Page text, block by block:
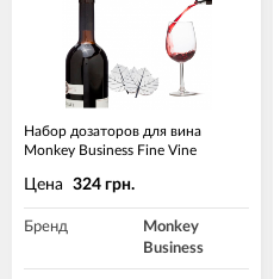
Набор дозаторов для вина
Monkey Business Fine Vine
Цена 324 грн.
Бренд
Monkey
Business